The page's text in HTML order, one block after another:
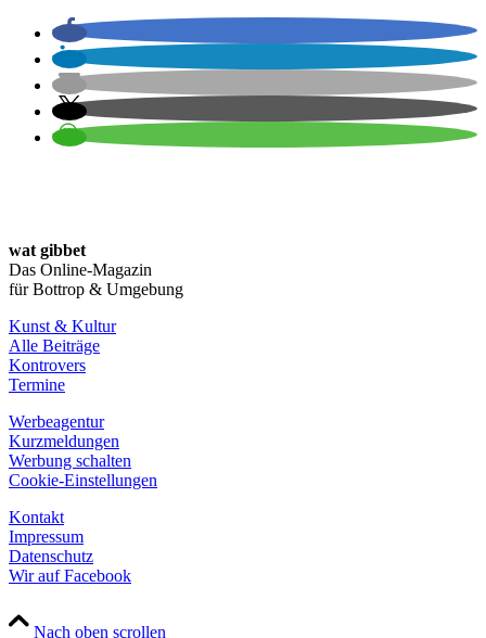
wat gibbet
Das Online-Magazin
für Bottrop & Umgebung
Kunst & Kultur
Alle Beiträge
Kontrovers
Termine
Werbeagentur
Kurzmeldungen
Werbung schalten
Cookie-Einstellungen
Kontakt
Impressum
Datenschutz
Wir auf Facebook
Nach oben scrollen